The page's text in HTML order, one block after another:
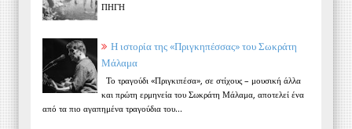
ΠΗΓΗ
Η ιστορία της «Πριγκηπέσσας» του Σωκράτη
Μάλαμα
Το τραγούδι «Πριγκιπέσα», σε στίχους – μουσική άλλα
και πρώτη ερμηνεία του Σωκράτη Μάλαμα, αποτελεί ένα
από τα πιο αγαπημένα τραγούδια του...